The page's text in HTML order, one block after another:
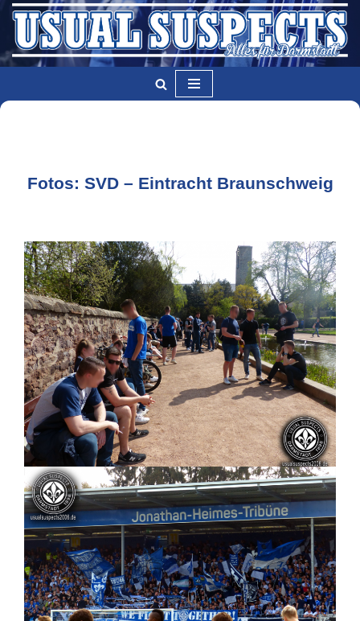
Zum
Inhalt
Fotos: SVD – Eintracht Braunschweig